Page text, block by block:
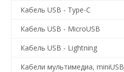
Кабель USB - Type-C
Кабель USB - MicroUSB
Кабель USB - Lightning
Кабели мультимедиа, miniUSB